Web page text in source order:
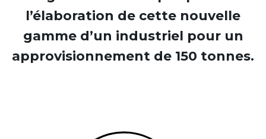
l’élaboration de cette nouvelle
gamme d’un industriel pour un
approvisionnement de 150 tonnes.